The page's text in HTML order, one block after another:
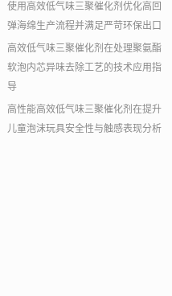
使用高效低气味三聚催化剂优化高回
弹海绵生产流程并满足严苛环保出口
高效低气味三聚催化剂在处理聚氨酯
软泡内芯异味去除工艺的技术应用指
导
高性能高效低气味三聚催化剂在提升
儿童泡沫玩具安全性与触感表现分析